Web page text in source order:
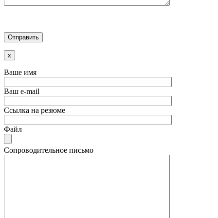
x
Ваше имя
Ваш e-mail
Ссылка на резюме
Файл
Сопроводительное письмо